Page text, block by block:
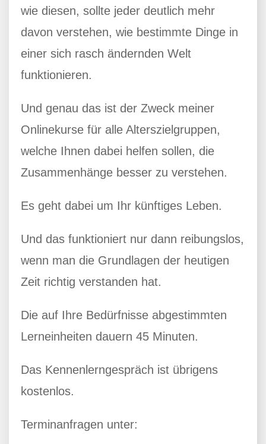
wie diesen, sollte jeder deutlich mehr
davon verstehen, wie bestimmte Dinge in
einer sich rasch ändernden Welt
funktionieren.
Und genau das ist der Zweck meiner
Onlinekurse für alle Alterszielgruppen,
welche Ihnen dabei helfen sollen, die
Zusammenhänge besser zu verstehen.
Es geht dabei um Ihr künftiges Leben.
Und das funktioniert nur dann reibungslos,
wenn man die Grundlagen der heutigen
Zeit richtig verstanden hat.
Die auf Ihre Bedürfnisse abgestimmten
Lerneinheiten dauern 45 Minuten.
Das Kennenlerngespräch ist übrigens
kostenlos.
Terminanfragen unter: